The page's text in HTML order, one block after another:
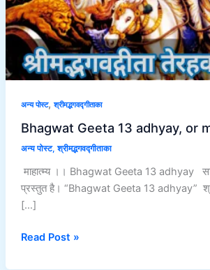
अन्य पोस्ट,श्रीमद्भगवद्गीताका
Bhagwat Geeta 13 adhyay, or
अन्य पोस्ट,श्रीमद्भगवद्गीताका
माहात्म्य ।। Bhagwat Geeta 13 adhyay
प्रस्तुत है। “Bhagwat Geeta 13 adhyay”
[…]
Read Post »